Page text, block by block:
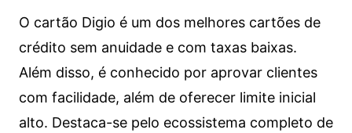
O cartão Digio é um dos melhores cartões de
crédito sem anuidade e com taxas baixas.
Além disso, é conhecido por aprovar clientes
com facilidade, além de oferecer limite inicial
alto. Destaca-se pelo ecossistema completo de